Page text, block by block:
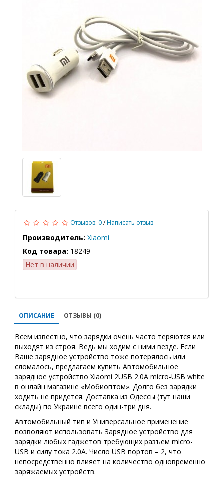
Отзывов: 0/Написать отзыв
Производитель: Xiaomi
Код товара: 18249
Нет в наличии
ОПИСАНИЕ ОТЗЫВЫ (0)
Всем известно, что зарядки очень часто теряются или
выходят из строя. Ведь мы ходим с ними везде. Если
Ваше зарядное устройство тоже потерялось или
сломалось, предлагаем купить Автомобильное
зарядное устройство Xiaomi 2USB 2.0A micro-USB white
в онлайн магазине «Мобиоптом». Долго без зарядки
ходить не придется. Доставка из Одессы (тут наши
склады) по Украине всего один-три дня.
Автомобильный тип и Универсальное применение
позволяют использовать Зарядное устройство для
зарядки любых гаджетов требующих разъем micro-
USB и силу тока 2.0А. Число USB портов – 2, что
непосредственно влияет на количество одновременно
заряжаемых устройств.